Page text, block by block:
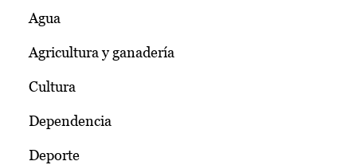
Agua
Agricultura y ganadería
Cultura
Dependencia
Deporte